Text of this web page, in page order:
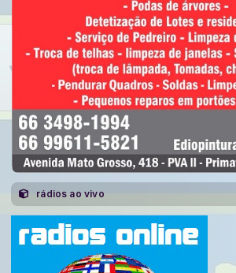
rádios ao vivo